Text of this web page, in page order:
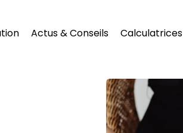
Actus & Conseils Calculatrices